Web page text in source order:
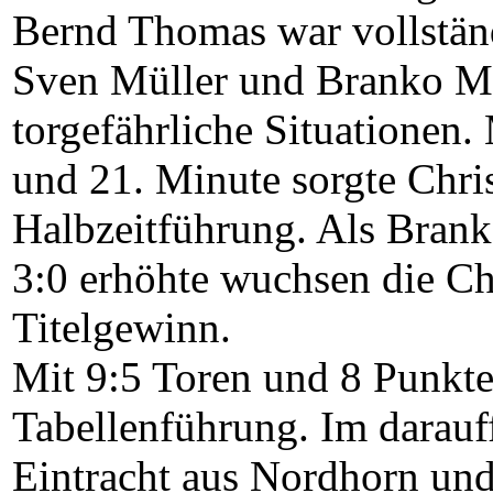
Bernd Thomas war
Sven Müller und Branko
torgefährliche
und 21. Minute sorgte
Halbzeitführung. Als
3:0 erhöhte wuchsen die
Titelgewinn.
Mit 9:5 Toren und 8
Tabellenführung. Im
Eintracht aus Nordhorn